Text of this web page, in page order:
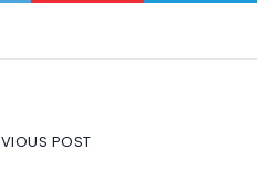
POST